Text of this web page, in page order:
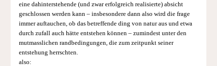
eine dahinterstehende (und zwar erfolgreich realisierte) absicht
geschlossen werden kann – insbesondere dann also wird die frage
immer auftauchen, ob das betreffende ding von natur aus und etwa
durch zufall auch hätte entstehen können – zumindest unter den
mutmasslichen randbedingungen, die zum zeitpunkt seiner
entstehung herrschten.
also: